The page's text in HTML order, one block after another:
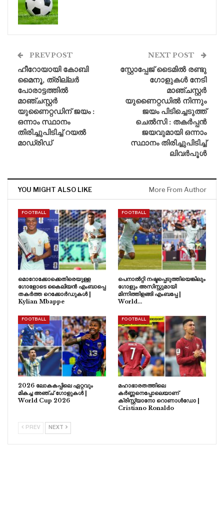
PREV POST
ഹീറോയായി കോബി
മൈനൂ, ത്രില്ലർ
പോരാട്ടത്തിൽ
മാഞ്ചസ്റ്റർ
യുണൈറ്റഡിന് ജയം :
ഒന്നാം സ്ഥാനം
തിരിച്ചുപിടിച്ച് റയൽ
മാഡ്രിഡ്
NEXT POST
സ്റ്റോപ്പേജ് ടൈമിൽ രണ്ടു
ഗോളുകൾ നേടി
മാഞ്ചസ്റ്റർ
യുണൈറ്റഡിൽ നിന്നും
ജയം പിടിച്ചെടുത്ത്
ചെൽസി : തകർപ്പൻ
ജയവുമായി ഒന്നാം
സ്ഥാനം തിരിച്ചുപിടിച്ച്
ലിവർപൂൾ
YOU MIGHT ALSO LIKE More From Author
FOOTBALL
മൊറോക്കോക്കെതിരെയുള്ള
ഗോളോടെ കൈലിയൻ എംബാപ്പെ
തകർത്ത റെക്കോർഡുകൾ |
Kylian Mbappe
FOOTBALL
പെനാൽറ്റി നഷ്ടപ്പെടുത്തിയെങ്കിലും
ഗോളും അസിസ്റ്റുമായി
മിന്നിത്തിളങ്ങി എംബപ്പേ |
World…
FOOTBALL
2026 ലോകകപ്പിലെ ഏറ്റവും
മികച്ച അഞ്ച് ഗോളുകൾ |
World Cup 2026
FOOTBALL
മഹാഭാരതത്തിലെ
കർണ്ണനെപ്പോലെയാണ്
ക്രിസ്റ്റ്യാനോ റൊണാൾഡോ |
Cristiano Ronaldo
PREV NEXT